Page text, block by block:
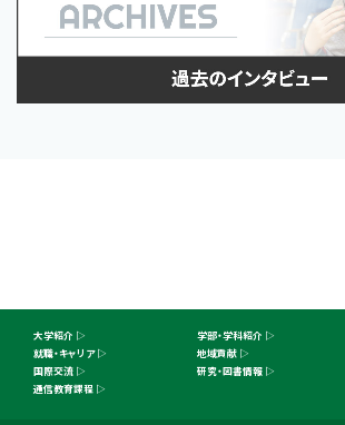
大学紹介
学部・学科紹介
就職・キャリア
地域貢献
国際交流
研究・図書情報
通信教育課程